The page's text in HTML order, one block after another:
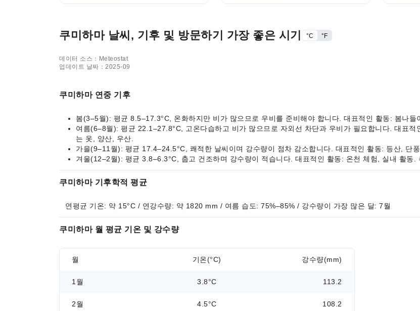
쿠미하마 날씨, 기후 및 방문하기 가장 좋은 시기 °C °F
데이터 소스：Meteostat
업데이트 날짜：2025-09
쿠미하마 연중 기후
봄(3–5월): 평균 8.5–17.3°C, 온화하지만 비가 많으므로 우비를 준비해야 합니다. 대표적인 활동: 봄나들
여름(6–8월): 평균 22.1–27.8°C, 고온다습하고 비가 많으므로 자외선 차단과 우비가 필요합니다. 대표
는 옷, 양산, 우산.
가을(9–11월): 평균 17.4–24.5°C, 쾌적한 날씨이며 강수량이 점차 감소합니다. 대표적인 활동: 등산, 단
겨울(12–2월): 평균 3.8–6.3°C, 춥고 건조하며 강수량이 적습니다. 대표적인 활동: 온천 체험, 실내 활동.
쿠미하마 기후학적 평균
연평균 기온: 약 15°C / 연강수량: 약 1820 mm / 여름 습도: 75%–85% / 강수량이 가장 많은 달: 7월
쿠미하마 월 평균 기온 및 강수량
월 기온(°C) 강수량(mm)
1월 3.8°C 113.2
2월 4.5°C 108.2